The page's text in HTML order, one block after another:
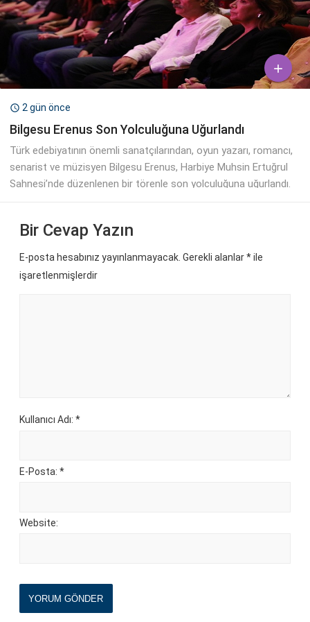

 2 gün önce
Bilgesu Erenus Son Yolculuğuna Uğurlandı
Türk edebiyatının önemli sanatçılarından, oyun yazarı, romancı,
senarist ve müzisyen Bilgesu Erenus, Harbiye Muhsin Ertuğrul
Sahnesi’nde düzenlenen bir törenle son yolculuğuna uğurlandı.
Bir Cevap Yazın
E-posta hesabınız yayınlanmayacak. Gerekli alanlar*ile
işaretlenmişlerdir
Kullanıcı Adı: *
E-Posta: *
Website:
YORUM GÖNDER